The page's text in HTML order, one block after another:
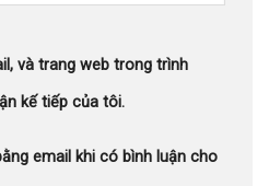
và trang web trong trình
kế tiếp của tôi.
email khi có bình luận cho